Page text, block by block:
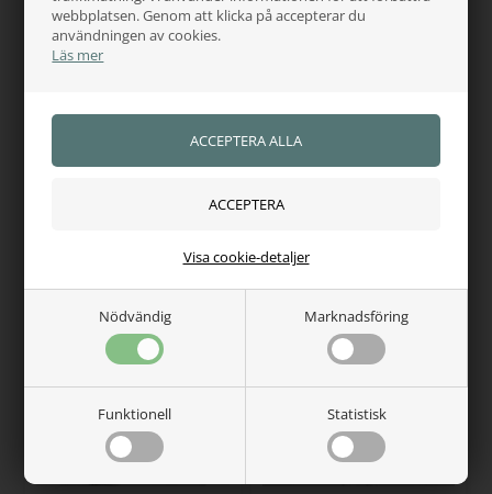
webbplatsen. Genom att klicka på accepterar du
användningen av cookies.
Läs mer
Nödvändig Marknadsföring
Funktionell Statistisk
Visa cookie-detaljer
Montar Kinsley pull on
Ridtights
Montar MoCaroline Pull
Finns i lager